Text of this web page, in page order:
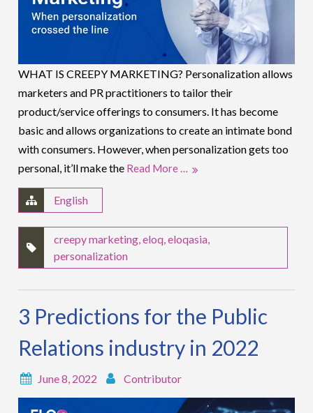
WHAT IS CREEPY MARKETING? Personalization allows
marketers and PR practitioners to tailor their
product/service offerings to consumers. It has become
basic and allows organizations to create an intimate bond
with consumers. However, when personalization gets too
personal, it’ll make the Read More …
English
creepy marketing,eloq,eloqasia,
personalization
3 Predictions for the Public
Relations industry in 2022
June 8, 2022 Contributor